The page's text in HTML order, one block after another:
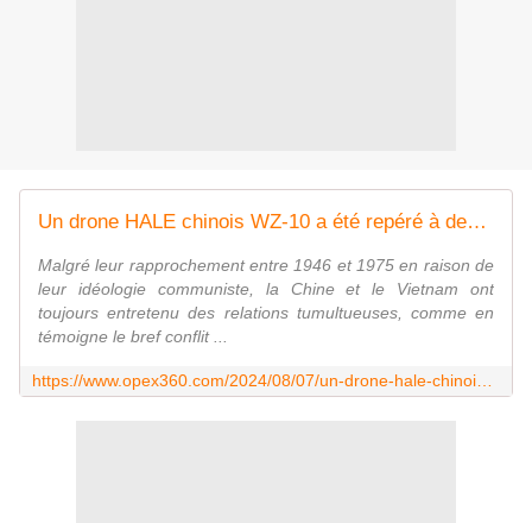
Un drone HALE chinois WZ-10 a été repéré à deux reprises près du littoral vietnamien - Zone Militaire
Malgré leur rapprochement entre 1946 et 1975 en raison de
leur idéologie communiste, la Chine et le Vietnam ont
toujours entretenu des relations tumultueuses, comme en
témoigne le bref conflit ...